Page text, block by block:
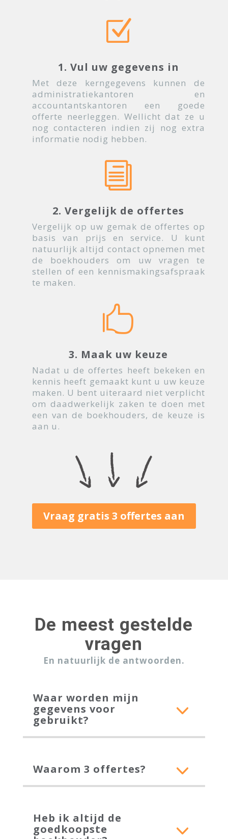
Z
1. Vul uw gegevens in
Met deze kerngegevens kunnen de
administratiekantoren en
accountantskantoren een goede
offerte neerleggen. Wellicht dat ze u
nog contacteren indien zij nog extra
informatie nodig hebben.
i
2. Vergelijk de offertes
Vergelijk op uw gemak de offertes op
basis van prijs en service. U kunt
natuurlijk altijd contact opnemen met
de boekhouders om uw vragen te
stellen of een kennismakingsafspraak
te maken.

3. Maak uw keuze
Nadat u de offertes heeft bekeken en
kennis heeft gemaakt kunt u uw keuze
maken. U bent uiteraard niet verplicht
om daadwerkelijk zaken te doen met
een van de boekhouders, de keuze is
aan u.
Vraag gratis 3 offertes aan
De meest gestelde
vragen
En natuurlijk de antwoorden.
Waar worden mijn
gegevens voor
gebruikt?
Waarom 3 offertes?
Heb ik altijd de
goedkoopste